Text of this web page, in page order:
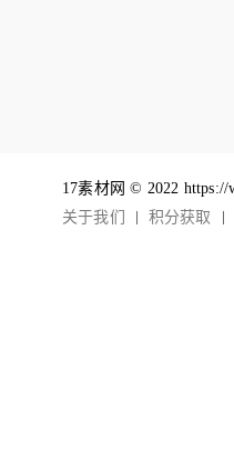
17素材网 © 2022 https://
关于我们
积分获取